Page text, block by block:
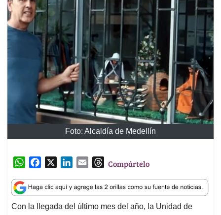
Foto: Alcaldía de Medellín
W
a
t
s
c
e
b
n
k
e
a
i
l
T
r
e
a
Compártelo
Con la llegada del último mes del año, la Unidad de